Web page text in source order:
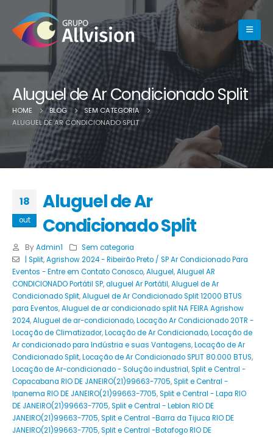
Aluguel de Ar Condicionado Split
HOME BLOG
SEM CATEGORIA
ALUGUEL DE AR CONDICIONADO SPLIT
18
out
Aluguel de Ar
Condicionado Split
By Admin1
Sem categoria
| Split,Agrishow 2024 - Ribeirão Preto / SP Ar Condicionado Para
Eventos - Entre em Contato Conosco,Aluguel,Aluguel AR
CONDICIONADO Portátil SP,aluguel Ar Portátil,Aluguel de Ar
Condicionado Split,Aluguel de Ar Condicionado Split 12000 BTUS
para Eventos,Aluguel de ar condicionado split NA FEIRA Agrishow
2024,Aluguel de ar-condicionado,Locação Ar Condicionado 20TR -
Locação de Climatizador,Locação de Ar Condicionado,Locação de
Ar condicionado para Indústria e suas Vantagens,Locação de Ar
Condicionado Split,Locação de Ar Condicionado SPLIT 80.000 BTUS,
Locação de Ar-condicionado - Solução industrial,Split e Central -
Copacabana RIO DE JANEIRO(21)99663-7705,Split e Central -
Ipanema RIO DE JANEIRO(21)99663-7705,Split e Central - Lapa RIO
DE JANEIRO(21)99663-7705,Split e Central - Leblon RIO DE
JANEIRO(21)99663-7705,Split e Central -Barra da Tijuca RIO DE
JANEIRO(21)99663-7705,Split e Central -Botafogo RIO DE